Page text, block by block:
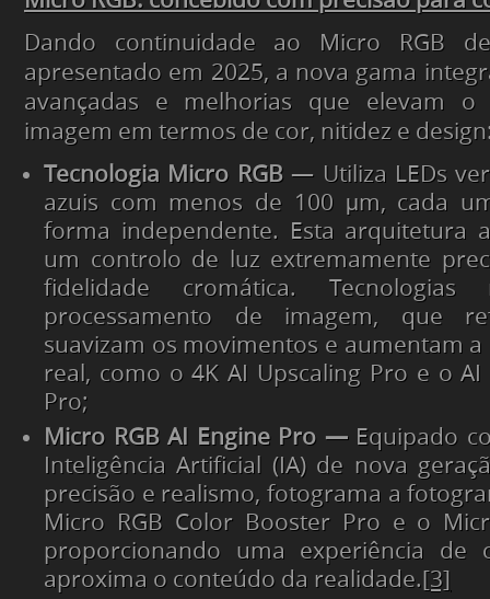
Dando continuidade ao Micro RGB
apresentado em 2025, a nova gama
avançadas e melhorias que elevam o
imagem em termos de cor, nitidez e
Tecnologia Micro RGB— Utiliza LEDs
azuis com menos de 100 μm, cada
forma independente. Esta arquitetura
um controlo de luz extremamente
fidelidade cromática. Tecnologias
processamento de imagem, que
suavizam os movimentos e aumentam
real, como o 4K AI Upscaling Pro e o
Pro;
Micro RGB AI Engine Pro — Equipado
Inteligência Artificial (IA) de nova
precisão e realismo, fotograma a
Micro RGB Color Booster Pro e o
proporcionando uma experiência de
aproxima o conteúdo da realidade.[3]